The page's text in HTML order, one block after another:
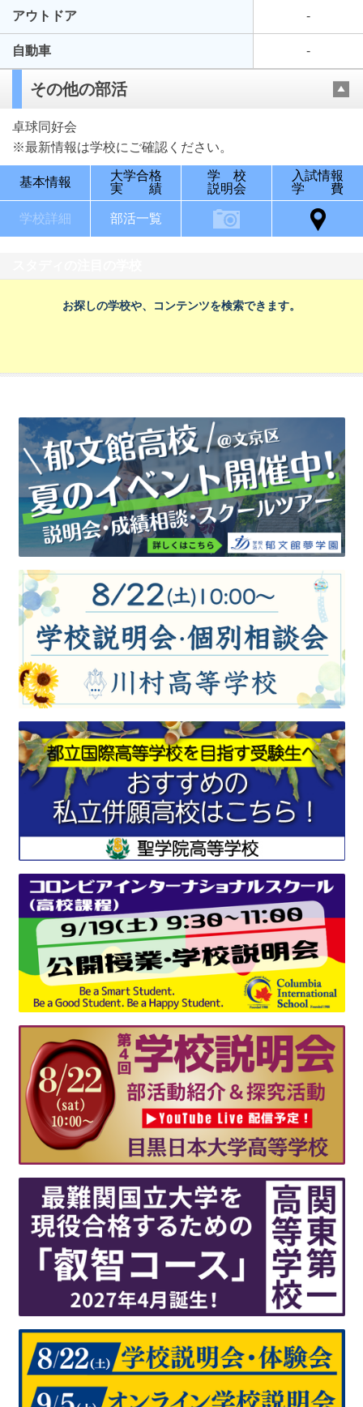
アウトドア -
自動車 -
その他の部活
卓球同好会
※最新情報は学校にご確認ください。
基本情報
大学合格
実 績
学 校
説明会
入試情報
学 費
学校詳細 部活一覧
お探しの学校や、コンテンツを検索できます。